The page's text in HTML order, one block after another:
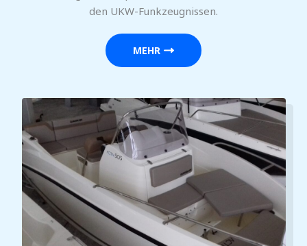
den UKW-Funkzeugnissen.
MEHR